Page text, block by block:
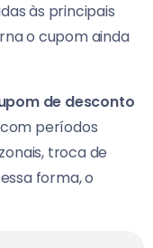
às principais
o cupom ainda
de desconto
períodos
troca de
forma, o